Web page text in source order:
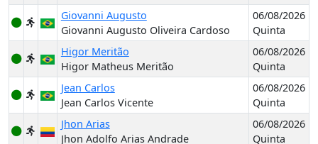
Giovanni Augusto
Giovanni Augusto Oliveira Cardoso
06/08/2026
Quinta
Higor Meritão
Higor Matheus Meritão
06/08/2026
Quinta
Jean Carlos
Jean Carlos Vicente
06/08/2026
Quinta
Jhon Arias
Jhon Adolfo Arias Andrade
06/08/2026
Quinta